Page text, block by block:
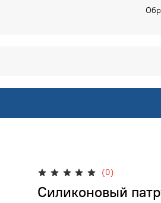
(0)
Силиконовый